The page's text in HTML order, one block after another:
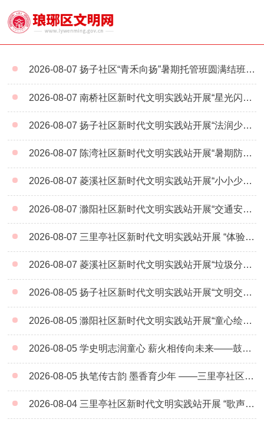
2026-08-07 扬子社区“青禾向扬”暑期托管班圆满结班：以微光护青苗，以陪伴暖盛夏
2026-08-07 南桥社区新时代文明实践站开展“星光闪耀 点亮童心”亲子手工活动
2026-08-07 扬子社区新时代文明实践站开展“法润少年，智竞成长”未成年人普法教育活动
2026-08-07 陈湾社区新时代文明实践站开展“暑期防溺水 安全伴我行”未成年人防溺水宣传教育活动
2026-08-07 菱溪社区新时代文明实践站开展“小小少年识立秋 传统文化入童心”主题教育活动
2026-08-07 滁阳社区新时代文明实践站开展“交通安全行 快乐伴成长”未成年人交通安全宣传活动
2026-08-07 三里亭社区新时代文明实践站开展 “体验检察蓝 争做守法好少年”法治研学活动
2026-08-07 菱溪社区新时代文明实践站开展“垃圾分类小课堂 童心守护美家园”宣传教育活动
2026-08-05 扬子社区新时代文明实践站开展“文明交通知礼让，绿色出行守法规”主题活动
2026-08-05 滁阳社区新时代文明实践站开展“童心绘科学 科普筑未来”未成年人科普绘画活动
2026-08-05 学史明志润童心 薪火相传向未来——鼓楼社区新时代文明实践站开展未成年人社会主义发展史“四史”主题教育活动
2026-08-05 执笔传古韵 墨香育少年 ——三里亭社区暑托班开展硬笔书法公益课堂
2026-08-04 三里亭社区新时代文明实践站开展 “歌声伴童心 快乐度盛夏”主题活动